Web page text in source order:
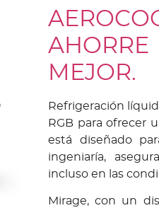
MEJOR.
Refrigeración
RGB para ofrecer
está diseñado
ingeniaría,
incluso en las
Mirage, con un